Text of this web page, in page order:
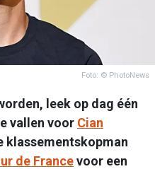
Foto: © PhotoNews
leek op dag één
vallen voor Cian
klassementskopman
de Francevoor een